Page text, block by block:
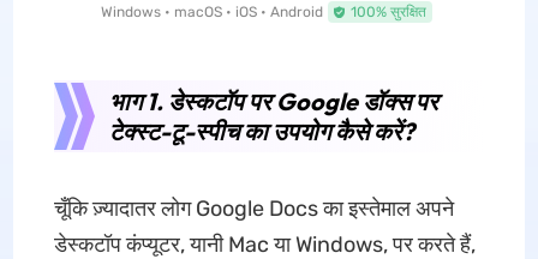
Windows • macOS • iOS • Android 100% सुरक्षित
भाग 1. डेस्कटॉप पर Google डॉक्स पर
टेक्स्ट-टू-स्पीच का उपयोग कैसे करें?
चूँकि ज़्यादातर लोग Google Docs का इस्तेमाल अपने
डेस्कटॉप कंप्यूटर, यानी Mac या Windows, पर करते हैं,